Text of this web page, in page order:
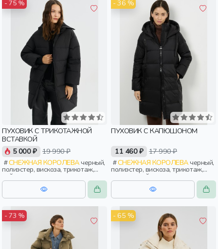
- 75 %
ПУХОВИК С ТРИКОТАЖНОЙ
ВСТАВКОЙ
5 000 ₽ 19 990 ₽
СНЕЖНАЯ КОРОЛЕВАчерный,
полиэстер, вискоза, трикотаж,
нейлон, зима, осень, россия,
прямые, удлиненные, молния,
застежка, утепленные, прорези,
карман, воротник, воротник-
- 36 %
ПУХОВИК С КАПЮШОНОМ
11 460 ₽ 17 990 ₽
СНЕЖНАЯ КОРОЛЕВАчерный,
полиэстер, вискоза, трикотаж,
эластан, нейлон, зима, осень,
россия, прямые, капюшон,
застежка, утепленные, стеганые,
прорези, карман, воротник,
взрослые
- 73 % - 65 %